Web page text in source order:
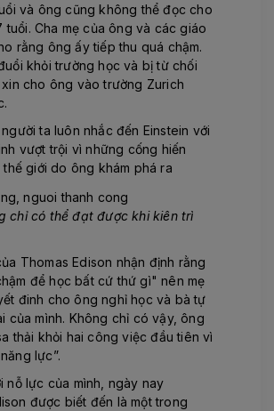
và ông cũng không thể đọc cho
tuổi. Cha mẹ của ông và các giáo
rằng ông ấy tiếp thu quá chậm.
khỏi trường học và bị từ chối
xin cho ông vào trường Zurich
ta luôn nhắc đến Einstein với
vượt trội vì những cống hiến
giới do ông khám phá ra
chỉ có thể đạt được khi kiên trì
Thomas Edison nhận định rằng
để học bất cứ thứ gì" nên mẹ
đinh cho ông nghỉ học và bà tự
của mình. Không chỉ có vậy, ông
thải khỏi hai công việc đầu tiên vì
lực”.
nỗ lực của mình, ngày nay
được biết đến là một trong